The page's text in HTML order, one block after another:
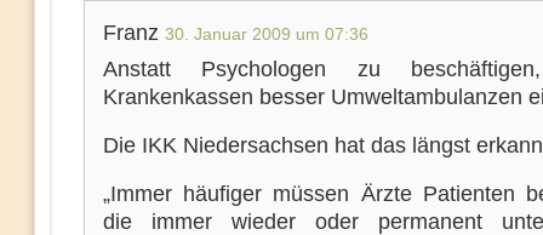
Franz 30. Januar 2009 um 07:36
Anstatt Psychologen zu
Krankenkassen besser Umweltambulanzen
Die IKK Niedersachsen hat das längst
„Immer häufiger müssen Ärzte Patienten
die immer wieder oder permanent